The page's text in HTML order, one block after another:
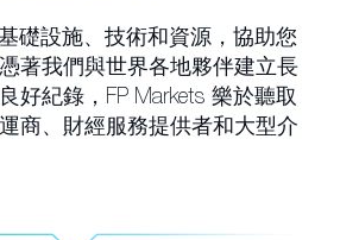
礎設施、技術和資源，協助您
著我們與世界各地夥伴建立長
好紀錄，FP Markets 樂於聽取
商、財經服務提供者和大型介